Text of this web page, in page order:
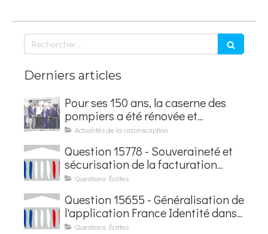
Rechercher
Derniers articles
Pour ses 150 ans, la caserne des
pompiers a été rénovée et
baptisée au nom d'Hubert
Actualités de la circonscription
Question 15778 - Souveraineté et
sécurisation de la facturation
électronique
Questions Écrites
Question 15655 - Généralisation de
l'application France Identité dans
les contrôles du quotidien
Questions Écrites